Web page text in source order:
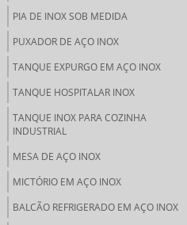
PIA DE INOX SOB MEDIDA
PUXADOR DE AÇO INOX
TANQUE EXPURGO EM AÇO INOX
TANQUE HOSPITALAR INOX
TANQUE INOX PARA COZINHA
INDUSTRIAL
MESA DE AÇO INOX
MICTÓRIO EM AÇO INOX
BALCÃO REFRIGERADO EM AÇO INOX